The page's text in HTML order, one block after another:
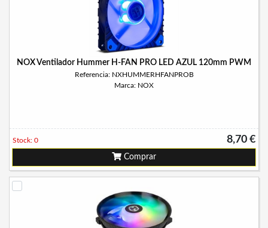
NOX Ventilador Hummer H-FAN PRO LED AZUL 120mm PWM
Referencia: NXHUMMERHFANPROB
Marca: NOX
8,70 €
Stock: 0
Comprar